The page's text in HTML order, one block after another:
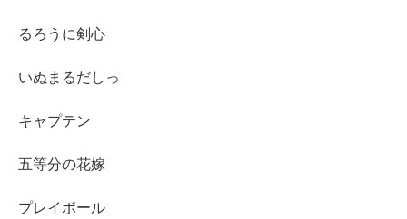
るろうに剣心
いぬまるだしっ
キャプテン
五等分の花嫁
プレイボール